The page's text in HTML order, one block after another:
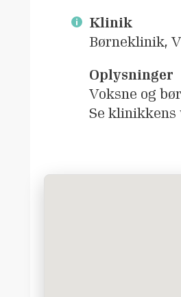
Klinik
Børneklinik,
Oplysninger
Voksne og
Se klinikkens